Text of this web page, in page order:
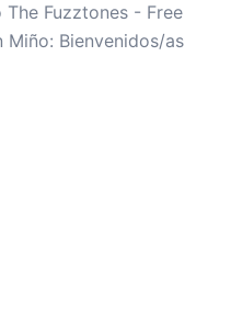
Fuzztones - Free
Miño: Bienvenidos/as